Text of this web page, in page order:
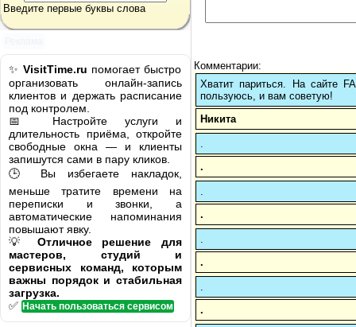
Введите первые буквы слова
✨ VisitTime.ru помогает быстро
организовать онлайн-запись
клиентов и держать расписание
под контролем.
📅 Настройте услуги и
длительность приёма, откройте
свободные окна — и клиенты
запишутся сами в пару кликов.
🕒 Вы избегаете накладок,
меньше тратите времени на
переписки и звонки, а
автоматические напоминания
повышают явку.
💡 Отличное решение для
мастеров, студий и
сервисных команд, которым
важны порядок и стабильная
загрузка.
✅ Начать пользоваться сервисом
Комментарии:
Хватит париться. На сайте
пользуюсь, и вам советую!
Никита
.
.
.
.